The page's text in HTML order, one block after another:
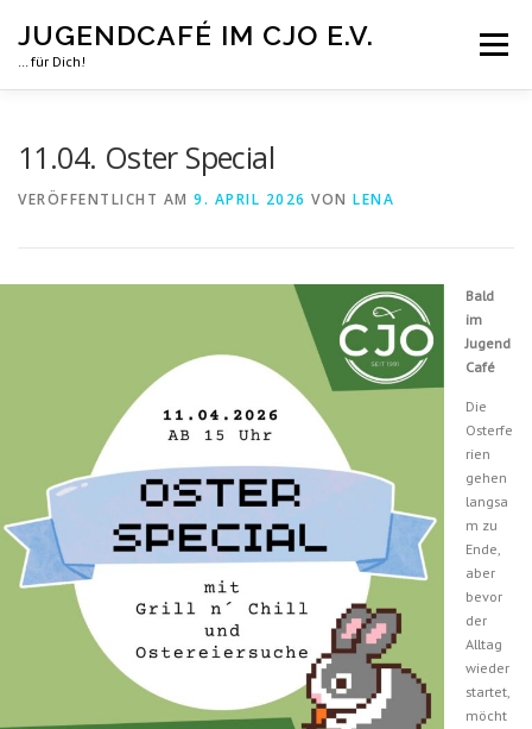
Inhalt
springen
JUGENDCAFÉ IM CJO E.V.
… für Dich!
Menü
11.04. Oster Special
VERÖFFENTLICHT AM 9. APRIL 2026 VON LENA
Bald
im
Jugend
Café
Die
Osterfe
rien
gehen
langsa
m zu
Ende,
aber
bevor
der
Alltag
wieder
startet,
möcht